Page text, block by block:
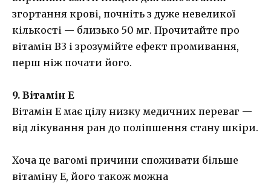
згортання крові, почніть з дуже невеликої
кількості — близько 50 мг. Прочитайте про
вітамін B3 і зрозумійте ефект промивання,
перш ніж почати його.
9. Вітамін Е
Вітамін Е має цілу низку медичних переваг —
від лікування ран до поліпшення стану шкіри.
Хоча це вагомі причини споживати більше
вітаміну Е, його також можна